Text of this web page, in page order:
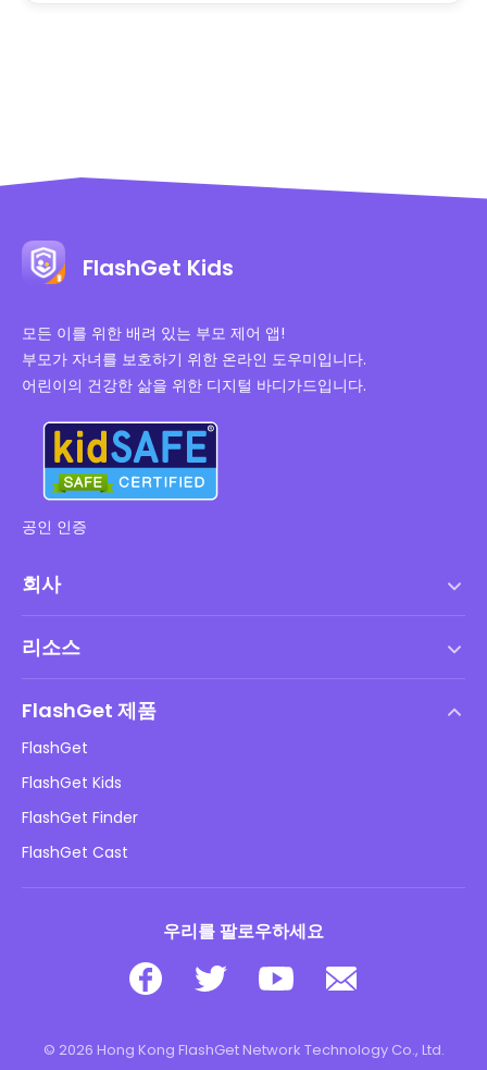
FlashGet Kids
모든 이를 위한 배려 있는 부모 제어 앱!
부모가 자녀를 보호하기 위한 온라인 도우미입니다.
어린이의 건강한 삶을 위한 디지털 바디가드입니다.
공인 인증
회사
DMCA 정책
개인정보 처리방침
광고 정책
내 정보를 판매하지 마십시오
리소스
아동 온라인 안전
다운로드
FlashGet 제품
FlashGet
FlashGet Kids
FlashGet Finder
FlashGet Cast
우리를 팔로우하세요
© 2026 Hong Kong FlashGet Network Technology Co., Ltd.